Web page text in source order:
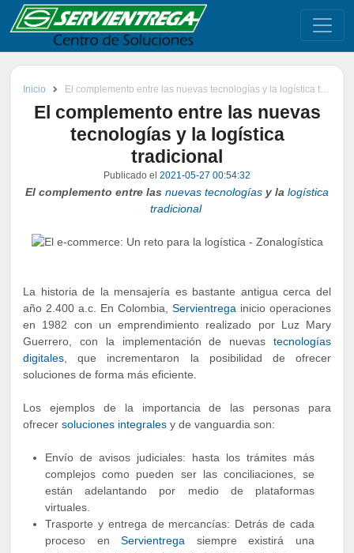
Inicio El complemento entre las nuevas tecnologías y la logística tradicional
El complemento entre las nuevas
tecnologías y la logística
tradicional
Publicado el 2021-05-27 00:54:32
El complemento entre las nuevas tecnologías y la logística
tradicional
La historia de la mensajería es bastante antigua cerca del
año 2.400 a.c. En Colombia, Servientrega inicio operaciones
en 1982 con un emprendimiento realizado por Luz Mary
Guerrero, con la implementación de nuevas tecnologías
digitales, que incrementaron la posibilidad de ofrecer
soluciones de forma más eficiente.
Los ejemplos de la importancia de las personas para
ofrecer soluciones integrales y de vanguardia son:
Envío de avisos judiciales: hasta los trámites más
complejos como pueden ser las conciliaciones, se
están adelantando por medio de plataformas
virtuales.
Trasporte y entrega de mercancías: Detrás de cada
proceso enServientrega siempre existirá una